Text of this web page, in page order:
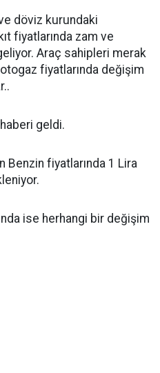
döviz kurundaki
fiyatlarında zam ve
Araç sahipleri merak
fiyatlarında değişim
geldi.
Benzin fiyatlarında 1 Lira
ise herhangi bir değişim